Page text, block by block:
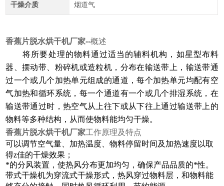
干燥介质 烟道气
香蕉片脱水烘干机厂家--概述
将所要处理的物料通过适当的辅料机构，如星型布料
器、摆动带、粉碎机或造粒机，分布在输送带上，输送带通
过一个或几个加热单元组成的通道，每个加热单元均配有空
气加热和循环系统，每一个通道有一个或几个排湿系统，在
输送带通过时，热空气从上往下或从下往上通过输送带上的
物料等多种结构，从而使物料能均匀干燥。
香蕉片脱水烘干机厂家工作原理及特点
可以调节空气量、加热温度、物料停留时间及加热速度以取
得z佳的干燥效果；
*的分风装置，使热风分布更加均匀，确保产品品质的*性。
带式干燥机为穿流式干燥形式，热风穿过物料层，和物料能